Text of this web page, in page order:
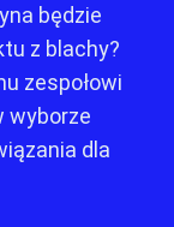
będzie
z blachy?
zespołowi
wyborze
dla